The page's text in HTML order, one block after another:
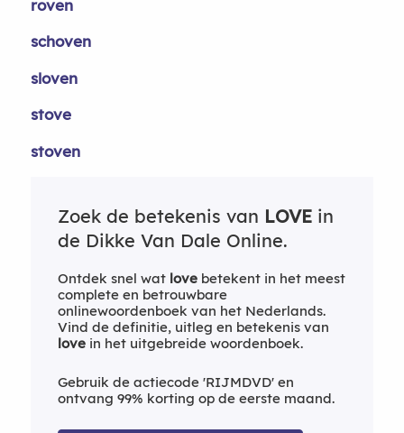
roven
schoven
sloven
stove
stoven
Zoek de betekenis van LOVEin
de Dikke Van Dale Online.
Ontdek snel wat lovebetekent in het meest
complete en betrouwbare
onlinewoordenboek van het Nederlands.
Vind de definitie, uitleg en betekenis van
lovein het uitgebreide woordenboek.
Gebruik de actiecode 'RIJMDVD' en
ontvang 99% korting op de eerste maand.